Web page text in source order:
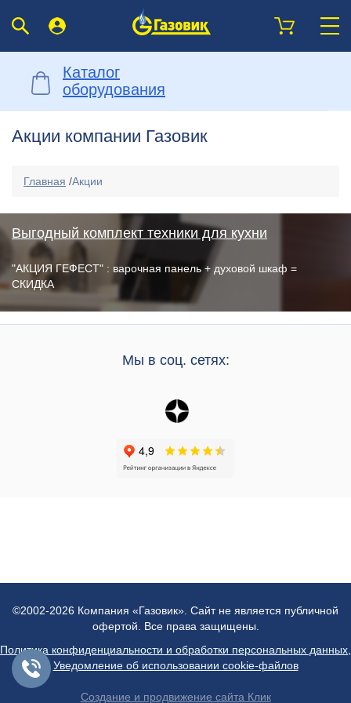
Каталог
оборудования
Акции компании Газовик
Главная /Акции
Выгодный комплект техники для кухни
"АКЦИЯ ГЕФЕСТ" : варочная панель + духовой шкаф =
СКИДКА
Мы в соц. сетях:
©2002-2026 Компания «Газовик». Сайт не является публичной
офертой. Все права защищены.
Политика конфиденциальности и обработки персональных данных
Уведомление об использовании cookie-файлов
Создание и продвижение сайта Клик